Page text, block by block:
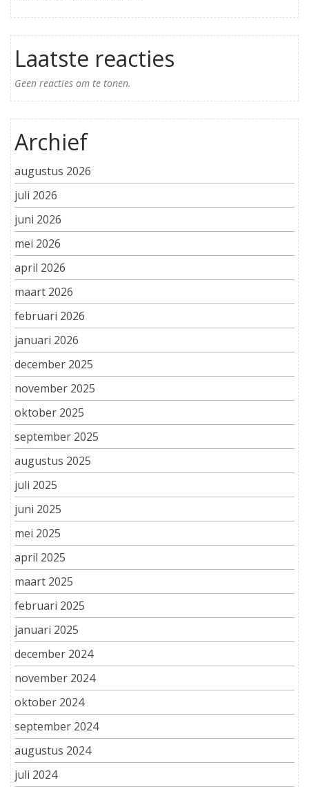
Laatste reacties
Geen reacties om te tonen.
Archief
augustus 2026
juli 2026
juni 2026
mei 2026
april 2026
maart 2026
februari 2026
januari 2026
december 2025
november 2025
oktober 2025
september 2025
augustus 2025
juli 2025
juni 2025
mei 2025
april 2025
maart 2025
februari 2025
januari 2025
december 2024
november 2024
oktober 2024
september 2024
augustus 2024
juli 2024